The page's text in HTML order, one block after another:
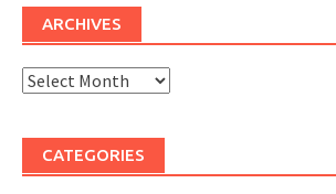
ARCHIVES
Archives
CATEGORIES